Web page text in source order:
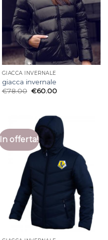
GIACCA INVERNALE
giacca invernale
€78.00 €60.00
In offerta!